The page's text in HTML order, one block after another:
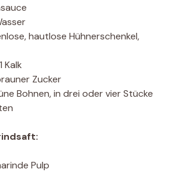
hautlose Hühnerschenkel,
Kalk
Zucker
Bohnen, in drei oder vier Stücke
Pulp